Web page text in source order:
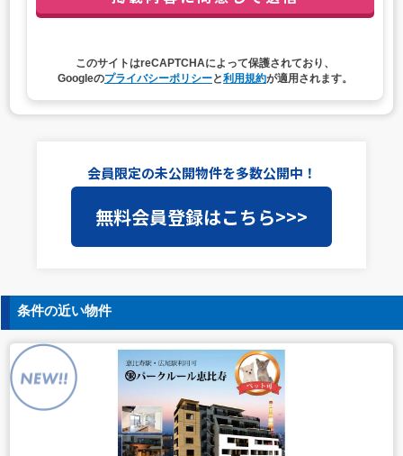
（1）お問い合わせ対応（本人への連絡を含む）のため
4. 個人情報取扱いの委託
当社は事業運営上、前項利用目的の範囲に限って個人情報
を外部に委託することがあります。この場合、個人情報保
護水準の高い委託先を選定し、個人情報の適正管理・機密
保持についての契約を交わし、適切な管理を実施させま
5. 個人情報の開示等の請求
ご本人様は、当社に対してご自身の個人情報の開示等（利
用目的の通知、開示、内容の訂正・追加・削除、利用の停
止または消去、第三者への提供の停止）に関して、下記の
当社問合わせ窓口に申し出ることができます。その際、当
社はお客様ご本人を確認させていただいたうえで、合理的
な間内に対応いたします。
【お問合せ窓口】
株式会社バレッグス 個人情報問合せ窓口
このサイトはreCAPTCHAによって保護されており、
Googleのプライバシーポリシーと利用規約が適用されます。
会員限定の未公開物件を多数公開中！
無料会員登録はこちら>>>
条件の近い物件